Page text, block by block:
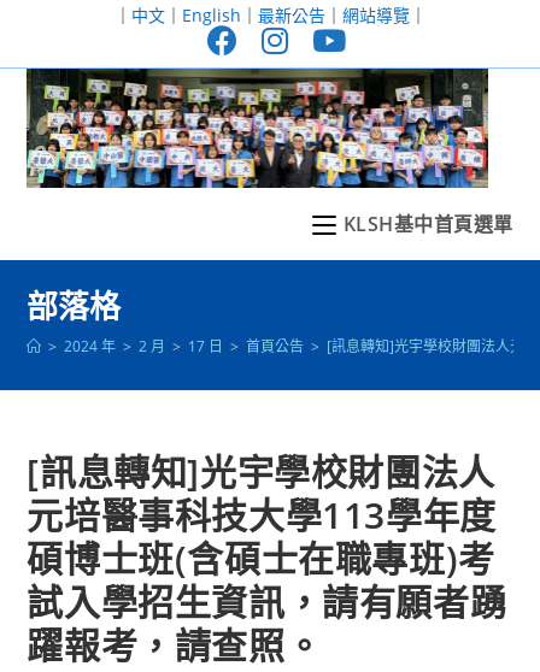
至
｜ 中文｜ English ｜ 最新公告｜ 網站導覽｜
KLSH基中首頁選單
部落格
> 2024 年 > 2 月 > 17 日 > 首頁公告 > [訊息轉知]光宇學校財團法人元
[訊息轉知]光宇學校財團法人
元培醫事科技大學113學年度
碩博士班(含碩士在職專班)考
試入學招生資訊，請有願者踴
躍報考，請查照。